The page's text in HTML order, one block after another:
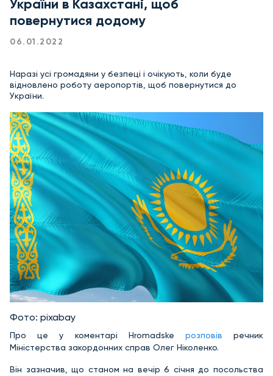
України в Казахстані, щоб
повернутися додому
06.01.2022
Наразі усі громадяни у безпеці і очікують, коли буде
відновлено роботу аеропортів, щоб повернутися до
України.
Фото: pixabay
Про це у коментарі Hromadske розповів речник
Міністерства закордонних справ Олег Ніколенко.
Він зазначив, що станом на вечір 6 січня до посольства